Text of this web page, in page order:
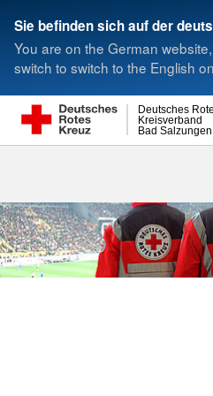
Sie befinden sich auf der
You are on the German
switch to switch to the English
Bad Salzungen
Kreisverband
Deutsches